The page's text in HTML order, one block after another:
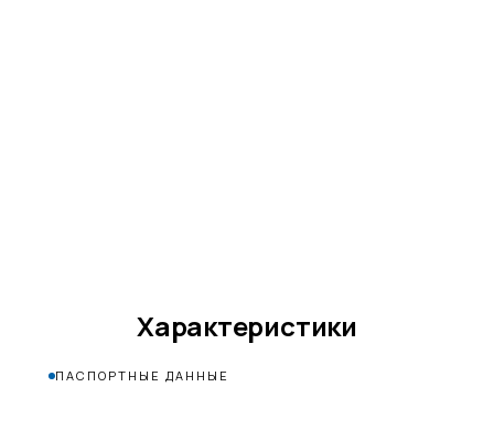
Характеристики
ПАСПОРТНЫЕ ДАННЫЕ